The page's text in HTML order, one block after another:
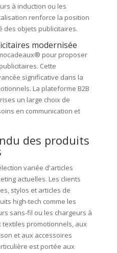
à induction ou les
renforce la position
des objets publicitaires.
modernisée
pour proposer
Cette
significative dans la
La plateforme B2B
un large choix de
en communication et
des produits
variée d'articles
actuelles. Les clients
stylos et articles de
high-tech comme les
sans-fil ou les chargeurs à
promotionnels, aux
et aux accessoires
est portée aux